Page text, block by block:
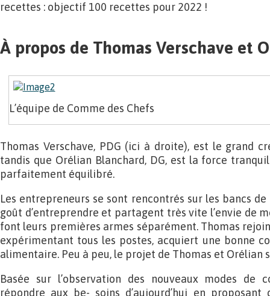
recettes : objectif 100 recettes pour 2022 !
À propos de Thomas Verschave et
L’équipe de Comme des Chefs
Thomas Verschave, PDG (ici à droite), est le grand
tandis que Orélian Blanchard, DG, est la force
parfaitement équilibré.
Les entrepreneurs se sont rencontrés sur les bancs de
goût d’entreprendre et partagent très vite l’envie de
font leurs premières armes séparément. Thomas
expérimentant tous les postes, acquiert une bonne
alimentaire. Peu à peu, le projet de Thomas et Orélian
Basée sur l’observation des nouveaux modes de
répondre aux be- soins d’aujourd’hui en proposant